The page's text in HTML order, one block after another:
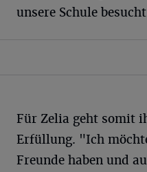
unsere Schule
Für Zelia geht somit
Erfüllung. "Ich
Freunde haben und